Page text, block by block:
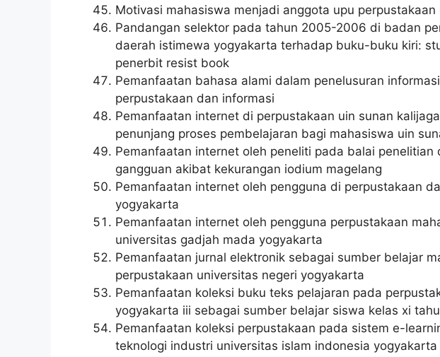
Motivasi mahasiswa menjadi anggota upu
Pandangan selektor pada tahun 2005-2006 di badan
daerah istimewa yogyakarta terhadap buku-buku kiri:
penerbit resist book
Pemanfaatan bahasa alami dalam penelusuran
perpustakaan dan informasi
Pemanfaatan internet di perpustakaan uin sunan
penunjang proses pembelajaran bagi mahasiswa uin
Pemanfaatan internet oleh peneliti pada balai penelitian
gangguan akibat kekurangan iodium magelang
Pemanfaatan internet oleh pengguna di perpustakaan
yogyakarta
Pemanfaatan internet oleh pengguna perpustakaan
universitas gadjah mada yogyakarta
Pemanfaatan jurnal elektronik sebagai sumber belajar
perpustakaan universitas negeri yogyakarta
Pemanfaatan koleksi buku teks pelajaran pada
yogyakarta iii sebagai sumber belajar siswa kelas xi
Pemanfaatan koleksi perpustakaan pada sistem e-
teknologi industri universitas islam indonesia yogyakarta